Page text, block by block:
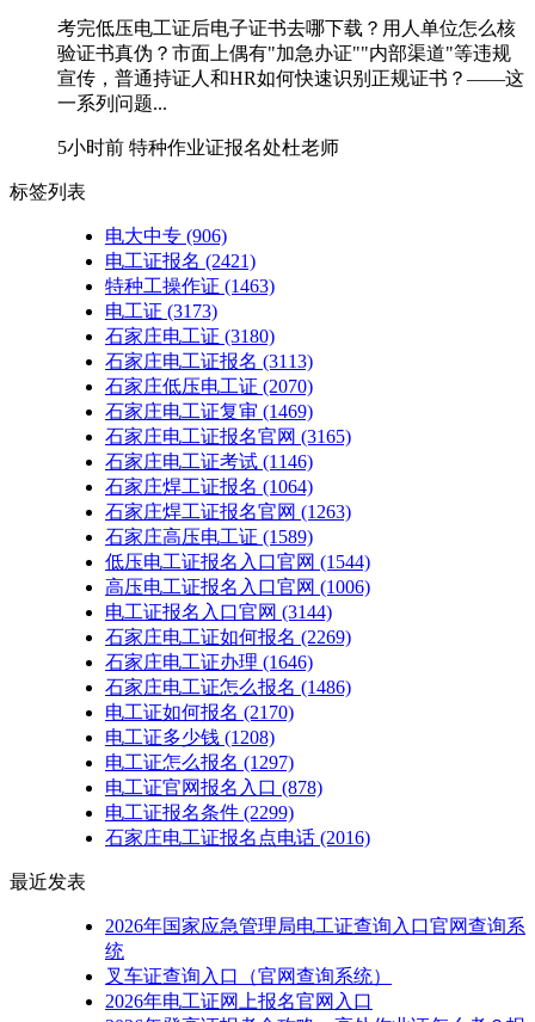
考完低压电工证后电子证书去哪下载？用人单位怎么核
验证书真伪？市面上偶有"加急办证""内部渠道"等违规
宣传，普通持证人和HR如何快速识别正规证书？——这
一系列问题...
5小时前 特种作业证报名处杜老师
标签列表
电大中专 (906)
电工证报名 (2421)
特种工操作证 (1463)
电工证 (3173)
石家庄电工证 (3180)
石家庄电工证报名 (3113)
石家庄低压电工证 (2070)
石家庄电工证复审 (1469)
石家庄电工证报名官网 (3165)
石家庄电工证考试 (1146)
石家庄焊工证报名 (1064)
石家庄焊工证报名官网 (1263)
石家庄高压电工证 (1589)
低压电工证报名入口官网 (1544)
高压电工证报名入口官网 (1006)
电工证报名入口官网 (3144)
石家庄电工证如何报名 (2269)
石家庄电工证办理 (1646)
石家庄电工证怎么报名 (1486)
电工证如何报名 (2170)
电工证多少钱 (1208)
电工证怎么报名 (1297)
电工证官网报名入口 (878)
电工证报名条件 (2299)
石家庄电工证报名点电话 (2016)
最近发表
2026年国家应急管理局电工证查询入口官网查询系
统
叉车证查询入口（官网查询系统）
2026年电工证网上报名官网入口